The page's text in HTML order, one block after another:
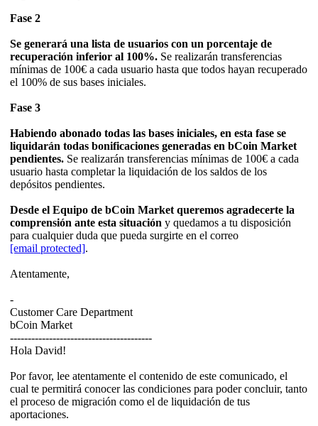
Fase 2
Se generará una lista de usuarios con un porcentaje de
recuperación inferior al 100%. Se realizarán transferencias
mínimas de 100€ a cada usuario hasta que todos hayan recuperado
el 100% de sus bases iniciales.
Fase 3
Habiendo abonado todas las bases iniciales, en esta fase se
liquidarán todas bonificaciones generadas en bCoin Market
pendientes. Se realizarán transferencias mínimas de 100€ a cada
usuario hasta completar la liquidación de los saldos de los
depósitos pendientes.
Desde el Equipo de bCoin Market queremos agradecerte la
comprensión ante esta situación y quedamos a tu disposición
para cualquier duda que pueda surgirte en el correo
[email protected].
Atentamente,
-
Customer Care Department
bCoin Market
----------------------------------------
Hola David!
Por favor, lee atentamente el contenido de este comunicado, el
cual te permitirá conocer las condiciones para poder concluir, tanto
el proceso de migración como el de liquidación de tus
aportaciones.